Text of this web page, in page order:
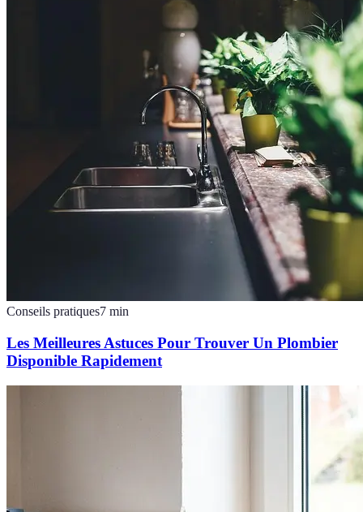
Conseils pratiques7 min
Les Meilleures Astuces Pour Trouver Un Plombier
Disponible Rapidement